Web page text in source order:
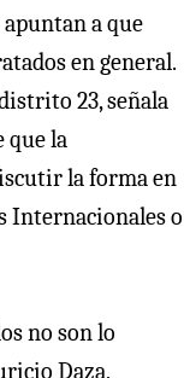
a que
en general.
23, señala
que la
la forma en
Internacionales o
no son lo
Daza,